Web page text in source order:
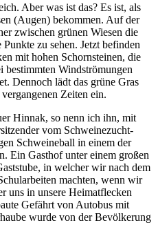
Aber was ist das? Es ist, als
(Augen) bekommen. Auf der
zwischen grünen Wiesen die
zu sehen. Jetzt befinden
mit hohen Schornsteinen, die
bestimmten Windströmungen
Dennoch lädt das grüne Gras
Zeiten ein.
Hinnak, so nenn ich ihn, mit
vom Schweinezucht-
Schweineball in einem der
Ein Gasthof unter einem großen
in welcher wir nach dem
machten, wenn wir
uns in unsere Heimatflecken
Gefährt von Autobus mit
wurde von der Bevölkerung